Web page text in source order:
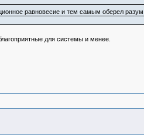
равновесие и тем самым оберел разум.
для системы и менее.